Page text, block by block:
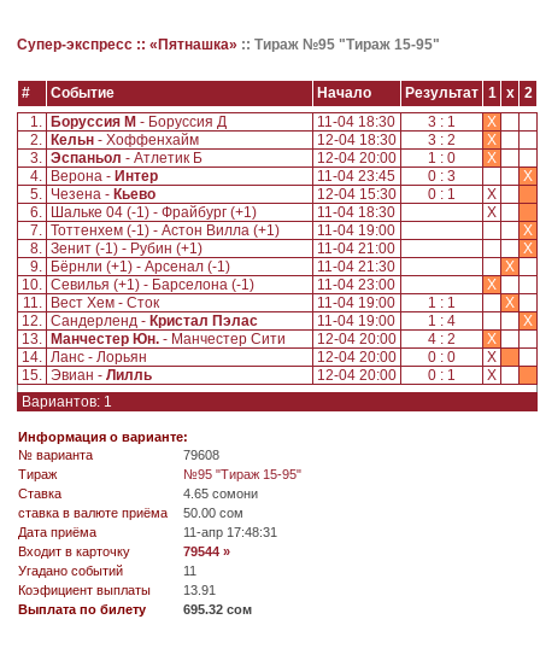
Супер-экспресс :: «Пятнашка» :: Тираж №95 "Тираж 15-95"
# Событие Начало Результат 1 x
2
1.
Боруссия М - Боруссия Д 11-04 18:30 3 : 1
X
2.
Кельн - Хоффенхайм 12-04 18:30 3 : 2
X
3. Эспаньол - Атлетик Б 12-04 20:00 1 : 0
X
4.
Верона - Интер 11-04 23:45 0 : 3
X
5. Чезена - Кьево 12-04 15:30 0 : 1
X
6.
Шальке 04 (-1) - Фрайбург (+1) 11-04 18:30
X
7. Тоттенхем (-1) - Астон Вилла (+1) 11-04 19:00
X
8. Зенит (-1) - Рубин (+1) 11-04 21:00
X
9.
Бёрнли (+1) - Арсенал (-1) 11-04 21:30
X
10. Севилья (+1) - Барселона (-1) 11-04 23:00
X
11.
Вест Хем - Сток 11-04 19:00 1 : 1
X
12. Сандерленд - Кристал Пэлас 11-04 19:00 1 : 4
X
13.
Манчестер Юн. - Манчестер Сити 12-04 20:00 4 : 2
X
14. Ланс - Лорьян 12-04 20:00 0 : 0
X
15. Эвиан - Лилль 12-04 20:00 0 : 1
X
Вариантов: 1
Информация о варианте:
№ варианта
79608
Tираж
№95 "Тираж 15-95"
Ставка
4.65 сомони
ставка в валюте приёма
50.00 сом
Дата приёма
11-апр 17:48:31
Входит в карточку
79544 »
Угадано событий
11
Коэфициент выплаты
13.91
Выплата по билету
695.32 сом